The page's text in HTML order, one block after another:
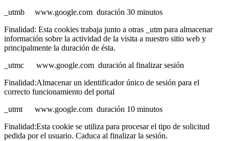
_utmb www.google.com duración 30 minutos
Finalidad: Esta cookies trabaja junto a otras _utm para almacenar
información sobre la actividad de la visita a nuestro sitio web y
principalmente la duración de ésta.
_utmc www.google.com duración al finalizar sesión
Finalidad:Almacenar un identificador único de sesión para el
correcto funcionamiento del portal
_utmt www.google.com duración 10 minutos
Finalidad:Esta cookie se utiliza para procesar el tipo de solicitud
pedida por el usuario. Caduca al finalizar la sesión.